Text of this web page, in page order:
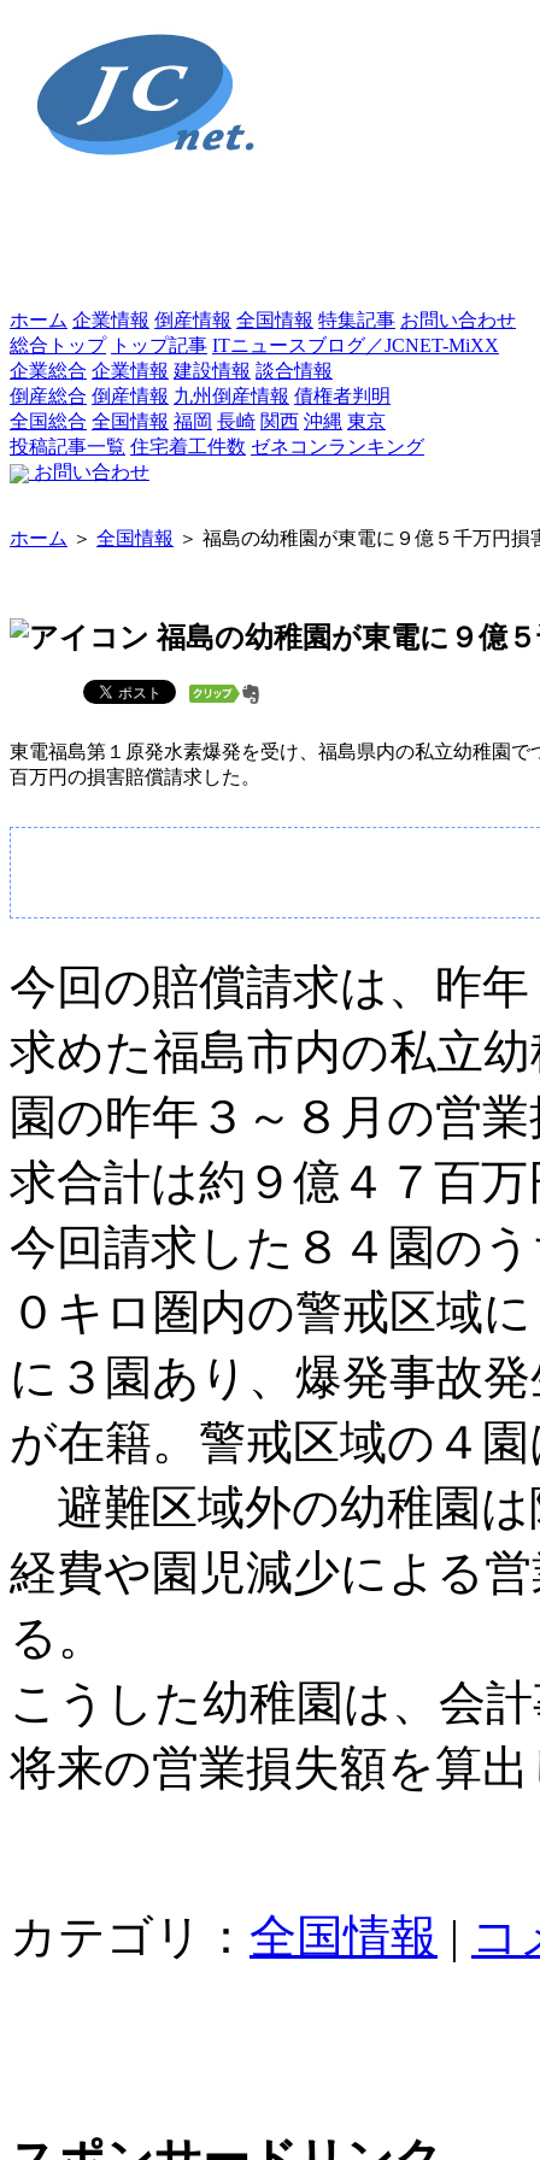
ホーム 企業情報 倒産情報 全国情報 特集記事 お問い合わせ
総合トップ トップ記事 ITニュースブログ／JCNET-MiXX
企業総合 企業情報 建設情報 談合情報
倒産総合 倒産情報 九州倒産情報 債権者判明
全国総合 全国情報 福岡 長崎 関西 沖縄 東京
投稿記事一覧 住宅着工件数 ゼネコンランキング
お問い合わせ
ホーム ＞ 全国情報 ＞ 福島の幼稚園が東電に９億５千万円損
福島の幼稚園が東電に９億
東電福島第１原発水素爆発を受け、福島県内の私立幼稚園
百万円の損害賠償請求した。
今回の賠償請求は、昨
求めた福島市内の私立
園の昨年３～８月の営
求合計は約９億４７百
今回請求した８４園の
０キロ圏内の警戒区域
に３園あり、爆発事故
が在籍。警戒区域の４
避難区域外の幼稚園
経費や園児減少による
る。
こうした幼稚園は、会
将来の営業損失額を算
カテゴリ： 全国情報 | コ